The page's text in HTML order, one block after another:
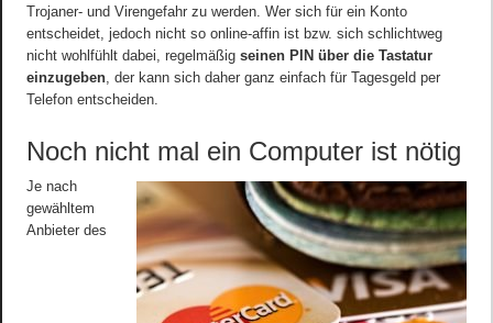
Trojaner- und Virengefahr zu werden. Wer sich für ein Konto
entscheidet, jedoch nicht so online-affin ist bzw. sich schlichtweg
nicht wohlfühlt dabei, regelmäßig seinen PIN über die Tastatur
einzugeben, der kann sich daher ganz einfach für Tagesgeld per
Telefon entscheiden.
Noch nicht mal ein Computer ist nötig
Je nach
gewähltem
Anbieter des